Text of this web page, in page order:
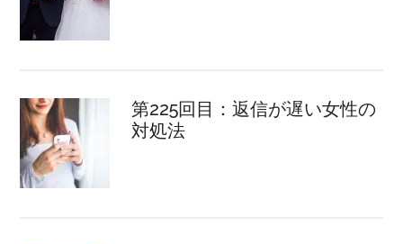
第225回目：返信が遅い女性の
対処法